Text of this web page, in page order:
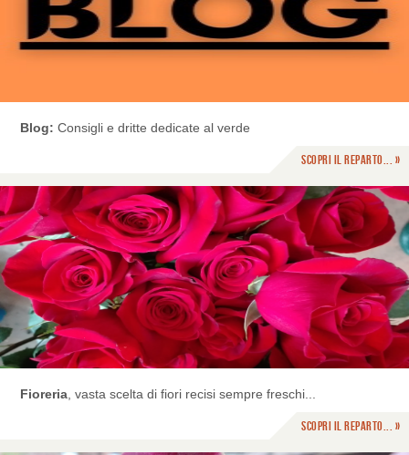
Blog: Consigli e dritte dedicate al verde
Scopri il reparto... »
Fioreria, vasta scelta di fiori recisi sempre freschi...
Scopri il reparto... »